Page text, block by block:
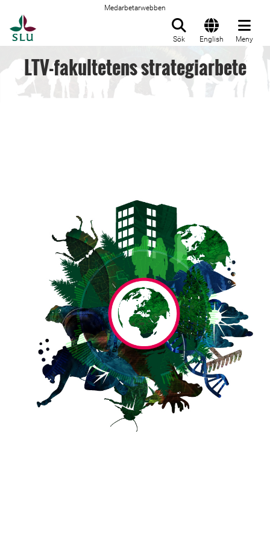
Medarbetarwebben
Sök English Meny
LTV-fakultetens strategiarbete